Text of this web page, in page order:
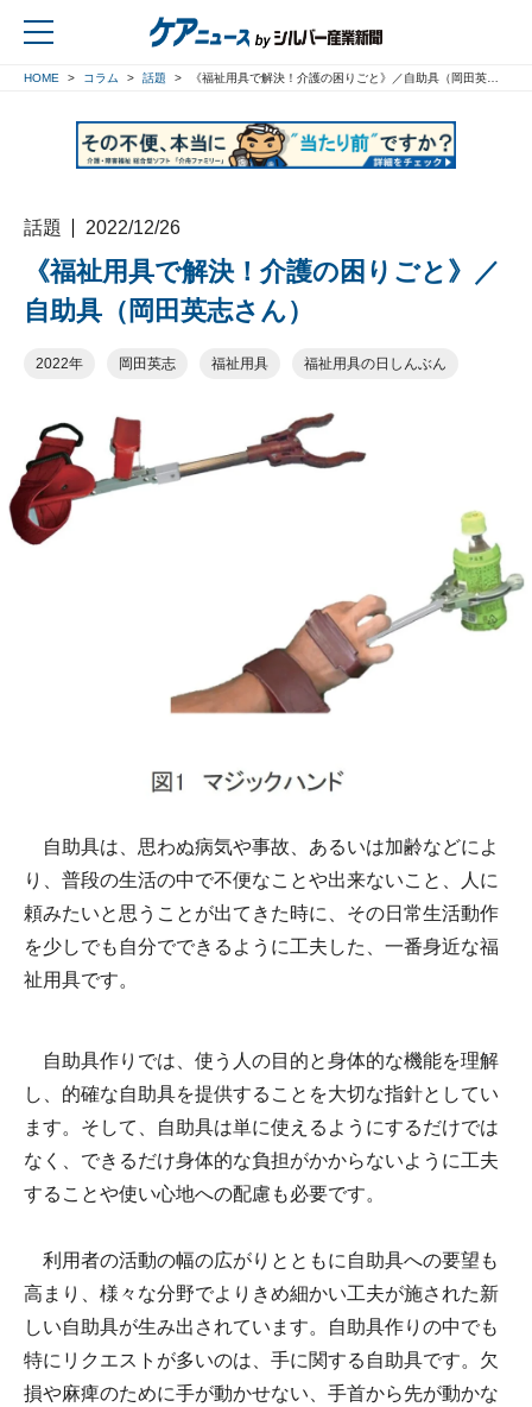
HOME コラム 話題 《福祉用具で解決！介護の困りごと》／自助具（岡田英志さん）
話題 2022/12/26
《福祉用具で解決！介護の困りごと》／
自助具（岡田英志さん）
2022年 岡田英志 福祉用具 福祉用具の日しんぶん
自助具は、思わぬ病気や事故、あるいは加齢などによ
り、普段の生活の中で不便なことや出来ないこと、人に
頼みたいと思うことが出てきた時に、その日常生活動作
を少しでも自分でできるように工夫した、一番身近な福
祉用具です。
自助具作りでは、使う人の目的と身体的な機能を理解
し、的確な自助具を提供することを大切な指針としてい
ます。そして、自助具は単に使えるようにするだけでは
なく、できるだけ身体的な負担がかからないように工夫
することや使い心地への配慮も必要です。
利用者の活動の幅の広がりとともに自助具への要望も
高まり、様々な分野でよりきめ細かい工夫が施された新
しい自助具が生み出されています。自助具作りの中でも
特にリクエストが多いのは、手に関する自助具です。欠
損や麻痺のために手が動かせない、手首から先が動かな